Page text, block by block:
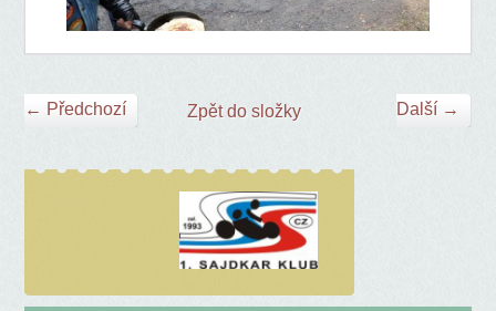
← Předchozí Další →
Zpět do složky